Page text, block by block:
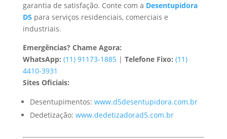
garantia de satisfação. Conte com a Desentupidora
D5para serviços residenciais, comerciais e
industriais.
Emergências? Chame Agora:
WhatsApp: (11) 91173-1885| Telefone Fixo: (11)
4410-3931
Sites Oficiais:
Desentupimentos: www.d5desentupidora.com.br
Dedetização: www.dedetizadorad5.com.br